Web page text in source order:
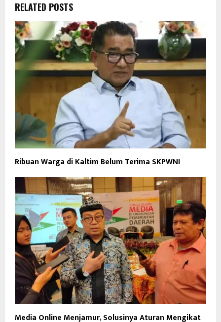
RELATED POSTS
Ribuan Warga di Kaltim Belum Terima SKPWNI
Media Online Menjamur, Solusinya Aturan Mengikat